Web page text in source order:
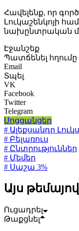
Հավելենք, որ
Լուկաշենկոյի
նախընտրական
Էջանշեք
Պատճենել հղումը
Email
Տպել
VK
Facebook
Twitter
Telegram
Սոցցանցեր
# Ալեքսանդր
# Բելառուս
# Ընտրություններ
# Մեմեր
# Սաշա 3%
Այս թեմայով
Ուցադրել
Թաքցնել